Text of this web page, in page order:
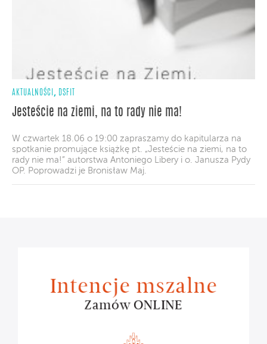
AKTUALNOŚCI , DSFIT
Jesteście na ziemi, na to rady nie ma!
W czwartek 18.06 o 19:00 zapraszamy do kapitularza na
spotkanie promujące książkę pt. „Jesteście na ziemi, na to
rady nie ma!” autorstwa Antoniego Libery i o. Janusza Pydy
OP. Poprowadzi je Bronisław Maj.